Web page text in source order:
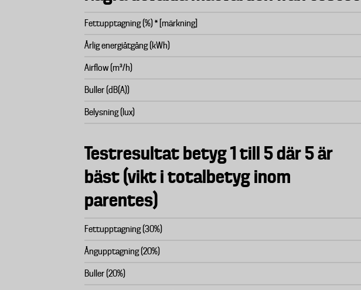
Fettupptagning (%) * [märkning]
Årlig energiåtgång (kWh)
Airflow (m³/h)
Buller (dB(A))
Belysning (lux)
Testresultat betyg 1 till 5 där 5 är
bäst (vikt i totalbetyg inom
parentes)
Fettupptagning (30%)
Ångupptagning (20%)
Buller (20%)